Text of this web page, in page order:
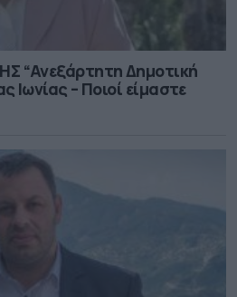
“Ανεξάρτητη Δημοτική
– Ποιοί είμαστε